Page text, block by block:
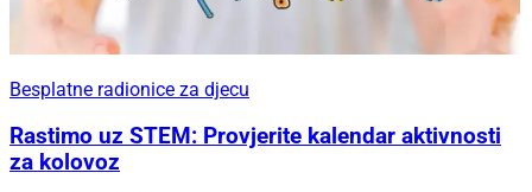
Besplatne radionice za djecu
Rastimo uz STEM: Provjerite kalendar aktivnosti
za kolovoz